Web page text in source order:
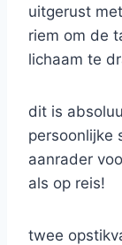
uitgerust
riem om de
lichaam te
dit is
persoonlijke
aanrader
als op reis!
twee